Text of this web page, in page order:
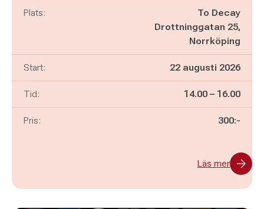
Plats:
To Decay
Drottninggatan 25,
Norrköping
Start: 22 augusti 2026
Tid: Pågår mellan
14.00 – och
16.00
Pris: 300:-
Läs mer